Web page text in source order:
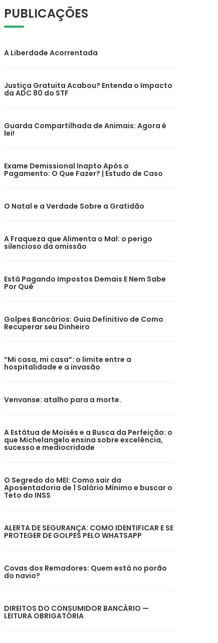
PUBLICAÇÕES
A Liberdade Acorrentada
Justiça Gratuita Acabou? Entenda o Impacto
da ADC 80 do STF
Guarda Compartilhada de Animais: Agora é
lei!
Exame Demissional Inapto Após o
Pagamento: O Que Fazer? | Estudo de Caso
O Natal e a Verdade Sobre a Gratidão
A Fraqueza que Alimenta o Mal: o perigo
silencioso da omissão
Está Pagando Impostos Demais E Nem Sabe
Por Quê
Golpes Bancários: Guia Definitivo de Como
Recuperar seu Dinheiro
“Mi casa, mi casa”: o limite entre a
hospitalidade e a invasão
Venvanse: atalho para a morte.
A Estátua de Moisés e a Busca da Perfeição: o
que Michelangelo ensina sobre excelência,
sucesso e mediocridade
O Segredo do MEI: Como sair da
Aposentadoria de 1 Salário Mínimo e buscar o
Teto do INSS
ALERTA DE SEGURANÇA: COMO IDENTIFICAR E SE
PROTEGER DE GOLPES PELO WHATSAPP
Covas dos Remadores: Quem está no porão
do navio?
DIREITOS DO CONSUMIDOR BANCÁRIO —
LEITURA OBRIGATÓRIA